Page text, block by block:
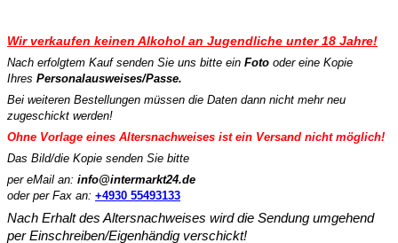
Wir verkaufen keinen Alkohol an Jugendliche unter 18 Jahre!
Nach erfolgtem Kauf senden Sie uns bitte ein Foto oder eine Kopie
Ihres Personalausweises/Passe.
Bei weiteren Bestellungen müssen die Daten dann nicht mehr neu
zugeschickt werden!
Ohne Vorlage eines Altersnachweises ist ein Versand nicht möglich!
Das Bild/die Kopie senden Sie bitte
per eMail an: info@intermarkt24.de
oder per Fax an: +4930 55493133
Nach Erhalt des Altersnachweises wird die Sendung umgehend
per Einschreiben/Eigenhändig verschickt!